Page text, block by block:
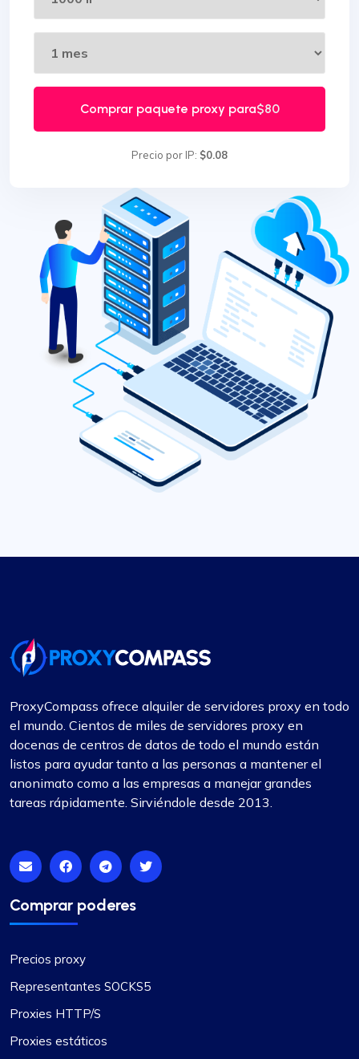
Comprar paquete proxy para$80
Precio por IP: $0.08
ProxyCompass ofrece alquiler de servidores proxy en todo
el mundo. Cientos de miles de servidores proxy en
docenas de centros de datos de todo el mundo están
listos para ayudar tanto a las personas a mantener el
anonimato como a las empresas a manejar grandes
tareas rápidamente. Sirviéndole desde 2013.
Comprar poderes
Precios proxy
Representantes SOCKS5
Proxies HTTP/S
Proxies estáticos